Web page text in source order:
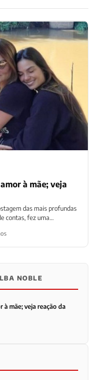
à mãe; veja
das mais profundas
contas, fez uma
NOBLE
à mãe; veja reação da